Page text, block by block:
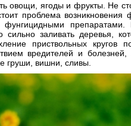
овощи, ягоды и фрукты. Не
проблема возникновения
фунгицидными
заливать деревья,
приствольных кругов
вредителей и болезней,
груши, вишни, сливы.